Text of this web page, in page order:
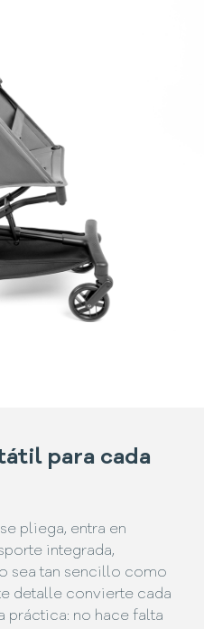
para cada
pliega, entra en
integrada,
sea tan sencillo como
detalle convierte cada
práctica: no hace falta